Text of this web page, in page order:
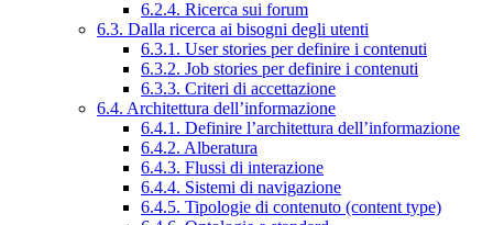
6.2.4. Ricerca sui forum
6.3. Dalla ricerca ai bisogni degli utenti
6.3.1. User stories per definire i contenuti
6.3.2. Job stories per definire i contenuti
6.3.3. Criteri di accettazione
6.4. Architettura dell’informazione
6.4.1. Definire l’architettura dell’informazione
6.4.2. Alberatura
6.4.3. Flussi di interazione
6.4.4. Sistemi di navigazione
6.4.5. Tipologie di contenuto (content type)